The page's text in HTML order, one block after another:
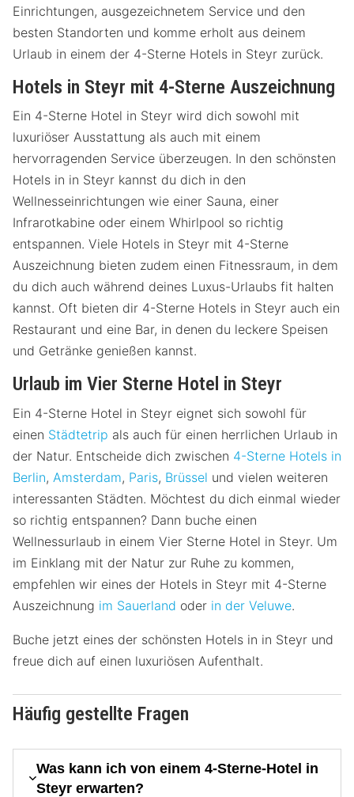
Einrichtungen, ausgezeichnetem Service und den
besten Standorten und komme erholt aus deinem
Urlaub in einem der 4-Sterne Hotels in Steyr zurück.
Hotels in Steyr mit 4-Sterne Auszeichnung
Ein 4-Sterne Hotel in Steyr wird dich sowohl mit
luxuriöser Ausstattung als auch mit einem
hervorragenden Service überzeugen. In den schönsten
Hotels in in Steyr kannst du dich in den
Wellnesseinrichtungen wie einer Sauna, einer
Infrarotkabine oder einem Whirlpool so richtig
entspannen. Viele Hotels in Steyr mit 4-Sterne
Auszeichnung bieten zudem einen Fitnessraum, in dem
du dich auch während deines Luxus-Urlaubs fit halten
kannst. Oft bieten dir 4-Sterne Hotels in Steyr auch ein
Restaurant und eine Bar, in denen du leckere Speisen
und Getränke genießen kannst.
Urlaub im Vier Sterne Hotel in Steyr
Ein 4-Sterne Hotel in Steyr eignet sich sowohl für
einen Städtetrip als auch für einen herrlichen Urlaub in
der Natur. Entscheide dich zwischen 4-Sterne Hotels in
Berlin, Amsterdam, Paris, Brüssel und vielen weiteren
interessanten Städten. Möchtest du dich einmal wieder
so richtig entspannen? Dann buche einen
Wellnessurlaub in einem Vier Sterne Hotel in Steyr. Um
im Einklang mit der Natur zur Ruhe zu kommen,
empfehlen wir eines der Hotels in Steyr mit 4-Sterne
Auszeichnung im Sauerland oder in der Veluwe.
Buche jetzt eines der schönsten Hotels in in Steyr und
freue dich auf einen luxuriösen Aufenthalt.
Häufig gestellte Fragen
Was kann ich von einem 4-Sterne-Hotel in
Steyr erwarten?